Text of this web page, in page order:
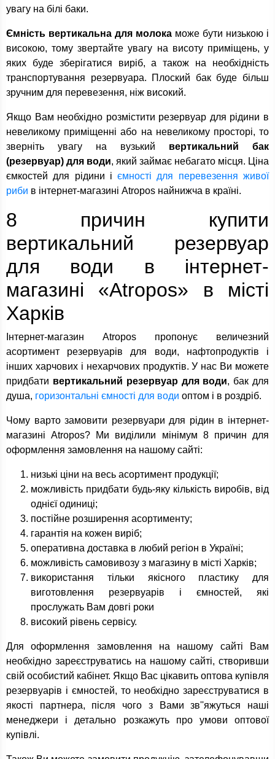
увагу на білі баки.
Ємність вертикальна для молока може бути низькою і
високою, тому звертайте увагу на висоту приміщень, у
яких буде зберігатися виріб, а також на необхідність
транспортування резервуара. Плоский бак буде більш
зручним для перевезення, ніж високий.
Якщо Вам необхідно розмістити резервуар для рідини в
невеликому приміщенні або на невеликому просторі, то
зверніть увагу на вузький вертикальний бак
(резервуар) для води, який займає небагато місця. Ціна
ємкостей для рідини іємності для перевезення живої
риби в інтернет-магазині Atropos найнижча в країні.
8 причин купити
вертикальний резервуар
для води в інтернет-
магазині «Atropos» в місті
Харків
Інтернет-магазин Atropos пропонує величезний
асортимент резервуарів для води, нафтопродуктів і
інших харчових і нехарчових продуктів. У нас Ви можете
придбати вертикальний резервуар для води, бак для
душа, горизонтальні ємності для води оптом і в роздріб.
Чому варто замовити резервуари для рідин в інтернет-
магазині Atropos? Ми виділили мінімум 8 причин для
оформлення замовлення на нашому сайті:
низькі ціни на весь асортимент продукції;
можливість придбати будь-яку кількість виробів, від
однієї одиниці;
постійне розширення асортименту;
гарантія на кожен виріб;
оперативна доставка в любий регіон в Україні;
можливість самовивозу з магазину в місті Харків;
використання тільки якісного пластику для
виготовлення резервуарів і ємностей, які
прослужать Вам довгі роки
високий рівень сервісу.
Для оформлення замовлення на нашому сайті Вам
необхідно зареєструватись на нашому сайті, створивши
свій особистий кабінет. Якщо Вас цікавить оптова купівля
резервуарів і ємностей, то необхідно зареєструватися в
якості партнера, після чого з Вами зв''яжуться наші
менеджери і детально розкажуть про умови оптової
купівлі.